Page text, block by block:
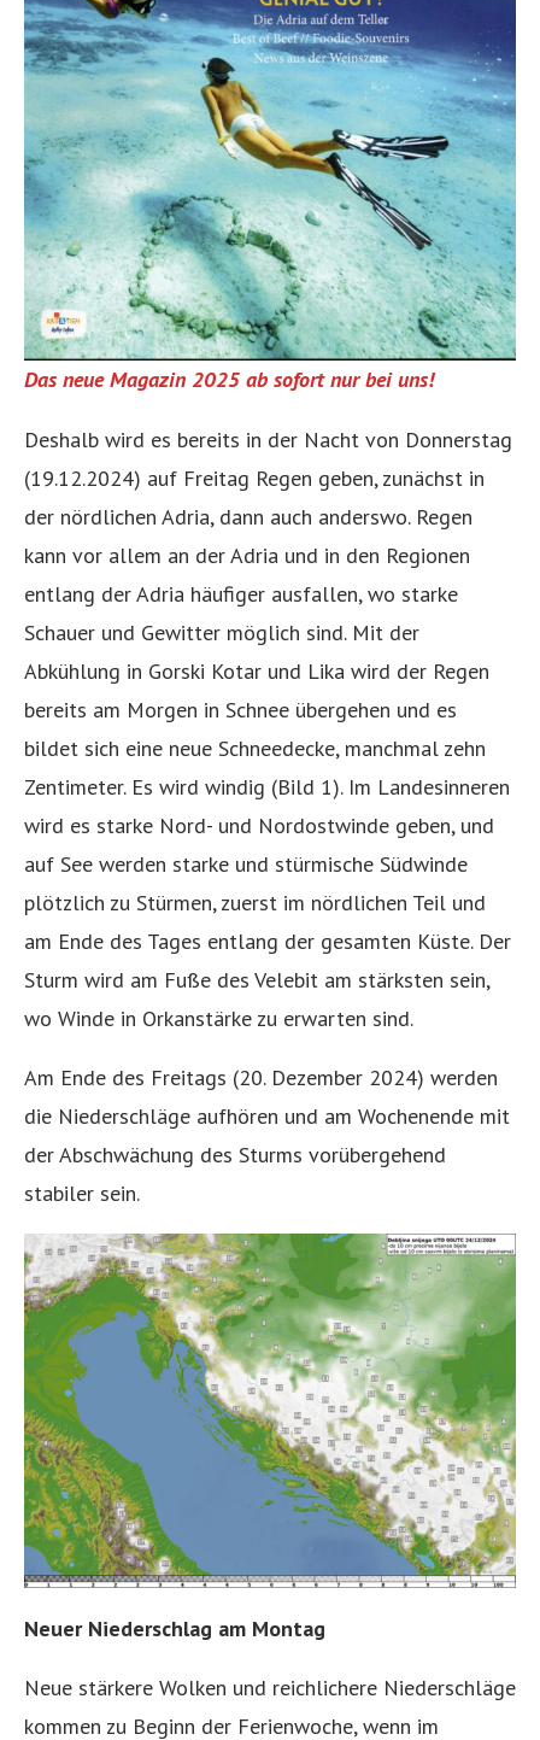
Das neue Magazin 2025 ab sofort nur bei uns!
Deshalb wird es bereits in der Nacht von Donnerstag
(19.12.2024) auf Freitag Regen geben, zunächst in
der nördlichen Adria, dann auch anderswo. Regen
kann vor allem an der Adria und in den Regionen
entlang der Adria häufiger ausfallen, wo starke
Schauer und Gewitter möglich sind. Mit der
Abkühlung in Gorski Kotar und Lika wird der Regen
bereits am Morgen in Schnee übergehen und es
bildet sich eine neue Schneedecke, manchmal zehn
Zentimeter. Es wird windig (Bild 1). Im Landesinneren
wird es starke Nord- und Nordostwinde geben, und
auf See werden starke und stürmische Südwinde
plötzlich zu Stürmen, zuerst im nördlichen Teil und
am Ende des Tages entlang der gesamten Küste. Der
Sturm wird am Fuße des Velebit am stärksten sein,
wo Winde in Orkanstärke zu erwarten sind.
Am Ende des Freitags (20. Dezember 2024) werden
die Niederschläge aufhören und am Wochenende mit
der Abschwächung des Sturms vorübergehend
stabiler sein.
Neuer Niederschlag am Montag
Neue stärkere Wolken und reichlichere Niederschläge
kommen zu Beginn der Ferienwoche, wenn im